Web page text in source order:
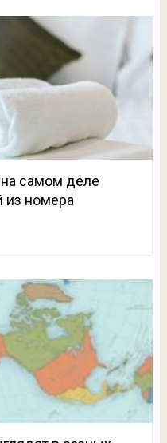
на самом деле
из номера